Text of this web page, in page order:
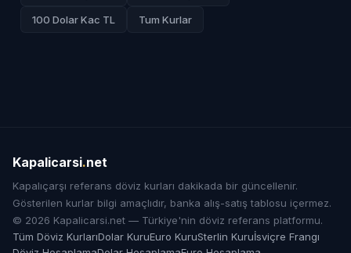
100 Dolar Kac TL Tum Kurlar
Kapalicarsi.net
Kapalıçarşı referans döviz kurları dakikada bir güncellenir.
Gösterilen kurlar bilgi amaçlıdır, banka alış-satış tablosu içermez.
© 2026 Kapalicarsi.net — Türkiye'nin döviz referans platformu.
Tüm Döviz KurlarıDolar KuruEuro KuruSterlin Kuruİsviçre Frangı